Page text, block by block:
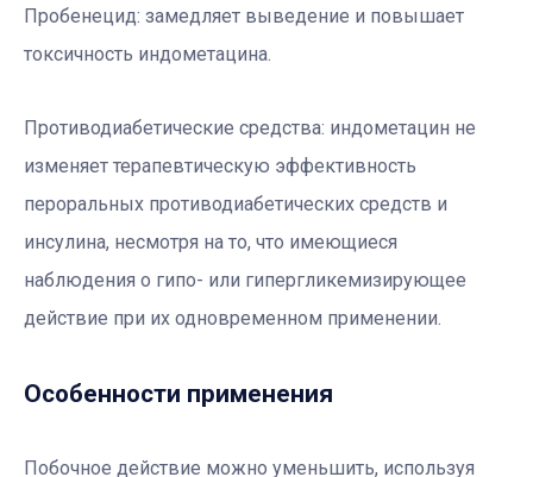
Пробенецид: замедляет выведение и повышает
токсичность индометацина.
Противодиабетические средства: индометацин не
изменяет терапевтическую эффективность
пероральных противодиабетических средств и
инсулина, несмотря на то, что имеющиеся
наблюдения о гипо- или гипергликемизирующее
действие при их одновременном применении.
Особенности применения
Побочное действие можно уменьшить, используя